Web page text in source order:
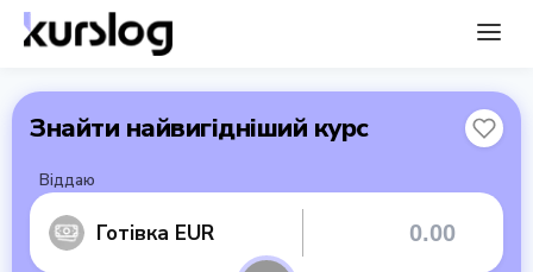
Знайти найвигідніший курс
Віддаю
Готівка EUR